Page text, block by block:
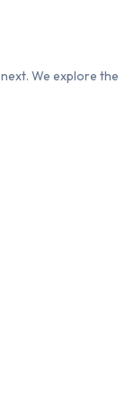
We explore the